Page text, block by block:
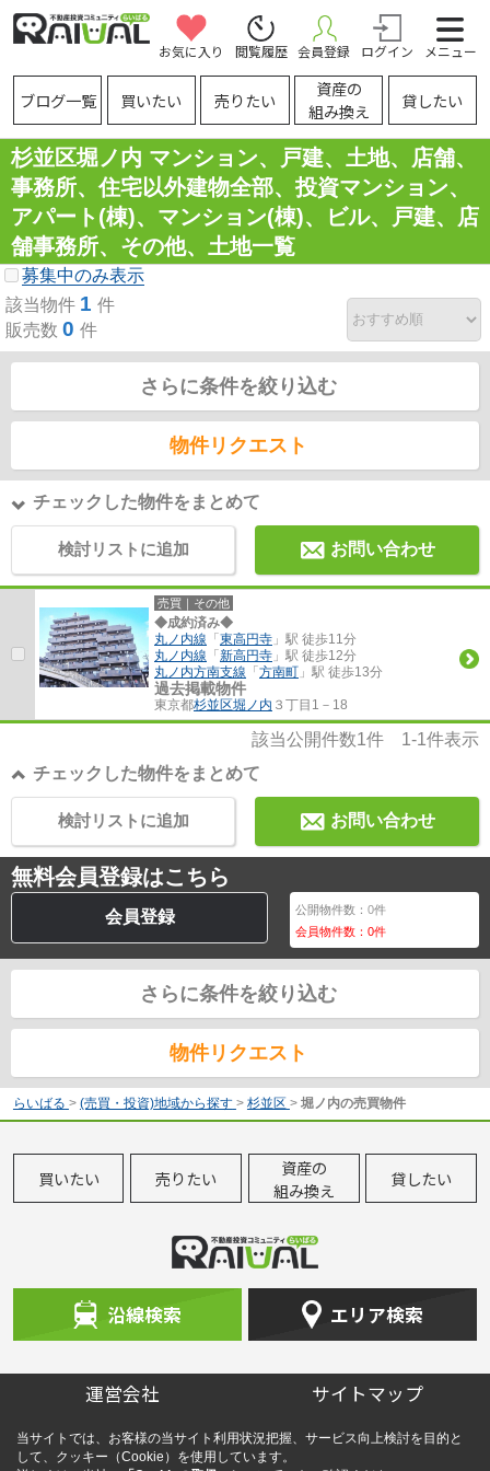
お気に入り 閲覧履歴 会員登録 ログイン メニュー
ブログ一覧 買いたい 売りたい
資産の
組み換え
貸したい
杉並区堀ノ内 マンション、戸建、土地、店舗、
事務所、住宅以外建物全部、投資マンション、
アパート(棟)、マンション(棟)、ビル、戸建、店
舗事務所、その他、土地一覧
募集中のみ表示
該当物件 1 件
販売数 0 件
さらに条件を絞り込む
物件リクエスト
チェックした物件をまとめて
検討リストに追加 お問い合わせ
売買｜その他
◆成約済み◆
丸ノ内線 「東高円寺 」駅 徒歩11分
丸ノ内線 「新高円寺 」駅 徒歩12分
丸ノ内方南支線 「方南町 」駅 徒歩13分
過去掲載物件
東京都杉並区堀ノ内 ３丁目1－18
該当公開件数1件 1-1件表示
チェックした物件をまとめて
お問い合わせ
検討リストに追加
無料会員登録はこちら
会員登録 公開物件数：0件
会員物件数：0件
さらに条件を絞り込む
物件リクエスト
らいばる > (売買・投資)地域から探す > 杉並区 > 堀ノ内の売買物件
買いたい 売りたい
資産の
組み換え
貸したい
沿線検索 エリア検索
運営会社 サイトマップ
当サイトでは、お客様の当サイト利用状況把握、サービス向上検討を目的と
して、クッキー（Cookie）を使用しています。